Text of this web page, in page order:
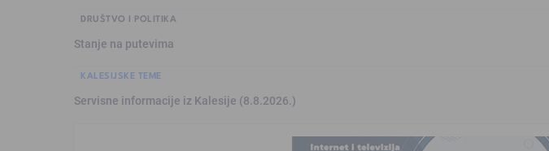
DRUŠTVO I POLITIKA
Stanje na putevima
KALESIJSKE TEME
Servisne informacije iz Kalesije (8.8.2026.)